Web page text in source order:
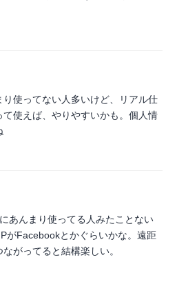
使ってない人多いけど、リアル仕
使えば、やりやすいかも。個人情
あんまり使ってる人みたことない
がFacebookとかぐらいかな。遠距
がってると結構楽しい。